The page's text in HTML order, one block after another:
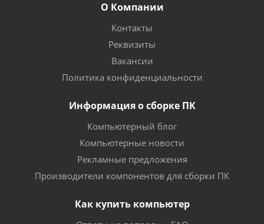
О Компании
Контакты
Реквизиты
Вакансии
Политика конфиденциальности
Информация о сборке ПК
Компьютерный блог
Компьютерные новости
Рекламные предложения
Производители компонентов для сборки ПК
Как купить компьютер